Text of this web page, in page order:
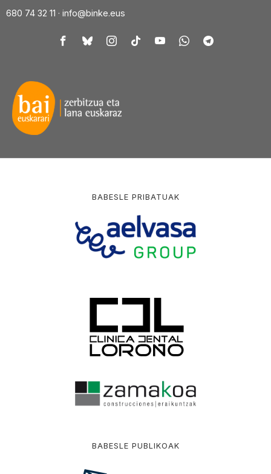
680 74 32 11 · info@binke.eus
BABESLE PRIBATUAK
BABESLE PUBLIKOAK